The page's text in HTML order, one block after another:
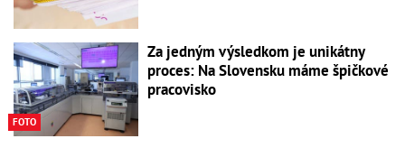
FOTO
Za jedným výsledkom je unikátny
proces: Na Slovensku máme špičkové
pracovisko